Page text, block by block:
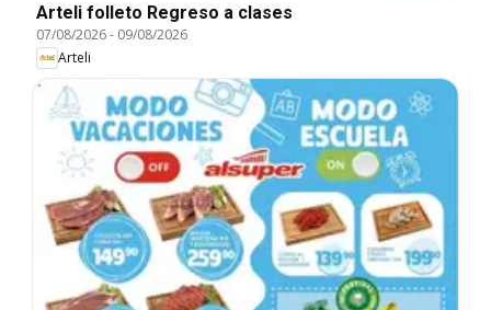
Arteli folleto Regreso a clases
07/08/2026- 09/08/2026
Arteli